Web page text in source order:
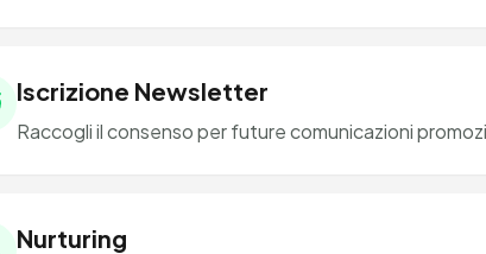
Iscrizione Newsletter
Raccogli il consenso per future comunicazioni
Nurturing